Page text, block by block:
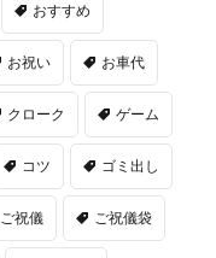
おすすめ
お祝い お車代
クローク ゲーム
コツ ゴミ出し
ご祝儀 ご祝儀袋